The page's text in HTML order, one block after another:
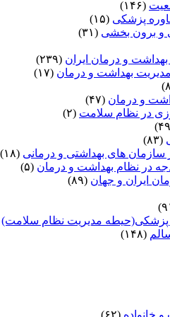
(۱۴۶)
پزشکی (۱۵)
و برون بخشی (۳۱)
و درمان ایران (۲۳۹)
بهداشت و درمان (۱۷)
و درمان (۴۷)
در نظام سلامت (۲)
(۸۳)
سازمان های بهداشتی و درمانی (۱۸)
در نظام بهداشت و درمان (۵)
ایران و جهان (۸۹)
پزشکی(حیطه مدیریت نظام سلامت)
(۱۴۸)